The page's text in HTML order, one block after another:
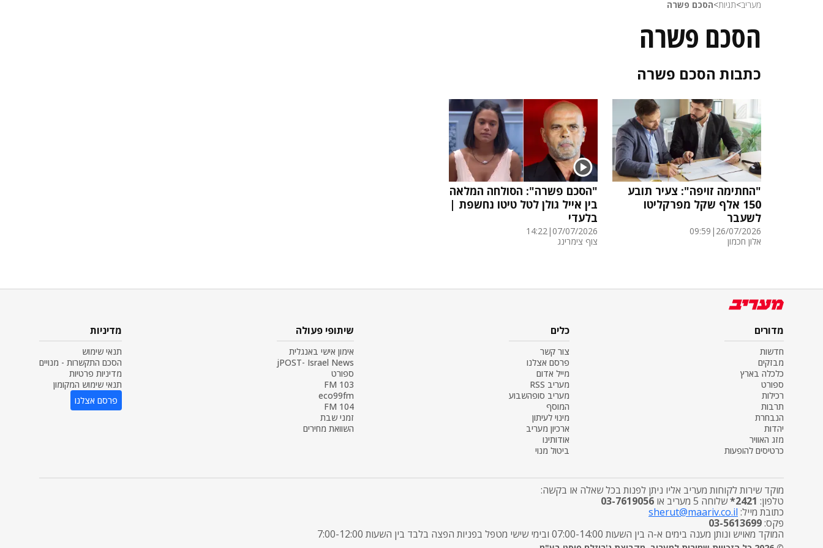
מעריב>תגיות>הסכם פשרה
הסכם פשרה
כתבות הסכם פשרה
"החתימה זויפה": צעיר תובע
150 אלף שקל מפרקליטו
לשעבר
26/07/2026
|
09:59
אלון חכמון
"הסכם פשרה": הסולחה המלאה
בין אייל גולן לטל טיטו נחשפת |
בלעדי
07/07/2026
|
14:22
צוף צימרינג
מדורים
חדשות
מבזקים
כלכלה בארץ
ספורט
רכילות
תרבות
הנבחרת
יהדות
מזג האוויר
כרטיסים להופעות
כלים
צור קשר
פרסם אצלנו
מייל אדום
מעריב RSS
מעריב סופהשבוע
המוסף
מינוי לעיתון
ארכיון מעריב
אודותינו
ביטול מנוי
שיתופי פעולה
אימון אישי באנגלית
jPOST- Israel News
ספורט
103 FM
eco99fm
104 FM
זמני שבת
השוואת מחירים
מדיניות
תנאי שימוש
הסכם התקשרות - מנויים
מדיניות פרטיות
תנאי שימוש המקומון
פרסם אצלנו
מוקד שירות לקוחות מעריב אליו ניתן לפנות בכל שאלה או בקשה:
טלפון: 2421* שלוחה 5 מעריב או
03-7619056
כתובת מייל: sherut@maariv.co.il
פקס:03-5613699
המוקד מאויש ונותן מענה בימים א-ה בין השעות 07:00-14:00 ובימי שישי מטפל בפניות הפצה בלבד בין השעות 7:00-12:00